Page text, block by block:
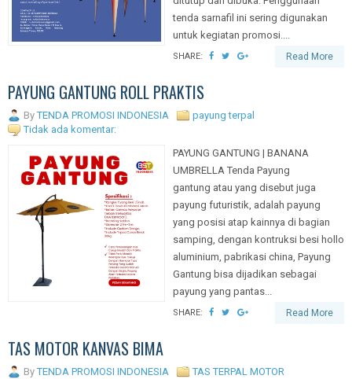
tenda sarnafil ini sering digunakan
untuk kegiatan promosi....
SHARE: Read More
PAYUNG GANTUNG ROLL PRAKTIS
ByTENDA PROMOSI INDONESIA
payung terpal
Tidak ada komentar:
PAYUNG GANTUNG | BANANA
UMBRELLA Tenda Payung
gantung atau yang disebut juga
payung futuristik, adalah payung
yang posisi atap kainnya di bagian
samping, dengan kontruksi besi hollo
aluminium, pabrikasi china, Payung
Gantung bisa dijadikan sebagai
payung yang pantas...
SHARE: Read More
TAS MOTOR KANVAS BIMA
ByTENDA PROMOSI INDONESIA
TAS TERPAL MOTOR